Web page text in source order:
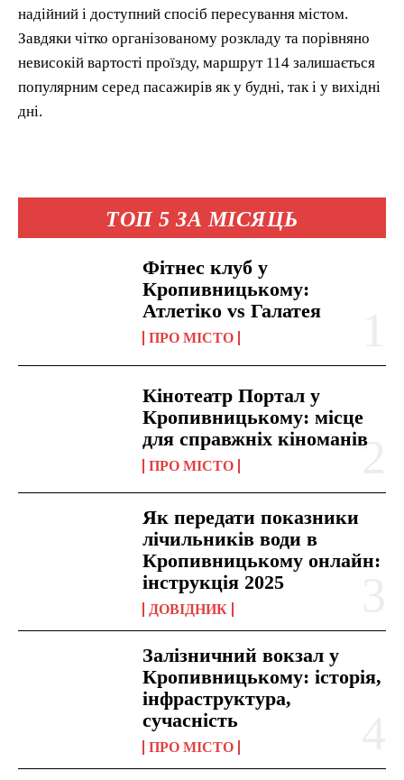
ТОП 5 ЗА МІСЯЦЬ
Фітнес клуб у
Кропивницькому:
Атлетіко vs Галатея
ПРО МІСТО
Кінотеатр Портал у
Кропивницькому: місце
для справжніх кіноманів
ПРО МІСТО
Як передати показники
лічильників води в
Кропивницькому онлайн:
інструкція 2025
ДОВІДНИК
Залізничний вокзал у
Кропивницькому: історія,
інфраструктура,
сучасність
ПРО МІСТО
надійний і доступний спосіб пересування містом.
Завдяки чітко організованому розкладу та порівняно
невисокій вартості проїзду, маршрут 114 залишається
популярним серед пасажирів як у будні, так і у вихідні
дні.